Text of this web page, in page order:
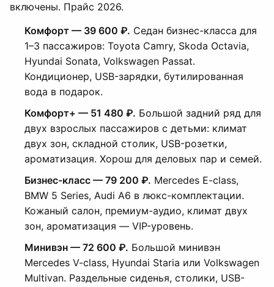
включены. Прайс 2026.
Комфорт — 39 600 ₽. Седан бизнес-класса для
1–3 пассажиров: Toyota Camry, Skoda Octavia,
Hyundai Sonata, Volkswagen Passat.
Кондиционер, USB-зарядки, бутилированная
вода в подарок.
Комфорт+ — 51 480 ₽. Большой задний ряд для
двух взрослых пассажиров с детьми: климат
двух зон, складной столик, USB-розетки,
ароматизация. Хорош для деловых пар и семей.
Бизнес-класс — 79 200 ₽. Mercedes E-class,
BMW 5 Series, Audi A6 в люкс-комплектации.
Кожаный салон, премиум-аудио, климат двух
зон, ароматизация — VIP-уровень.
Минивэн — 72 600 ₽. Большой минивэн
Mercedes V-class, Hyundai Staria или Volkswagen
Multivan. Раздельные сиденья, столики, USB-